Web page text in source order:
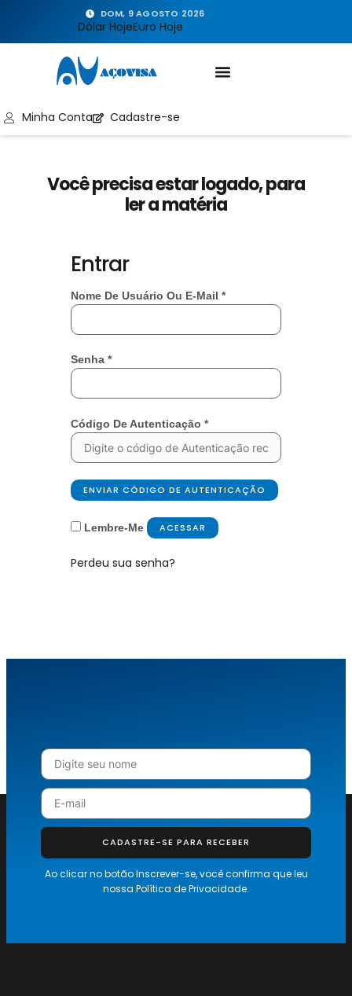
DOM, 9 AGOSTO 2026
Dólar HojeEuro Hoje
Minha Conta Cadastre-se
Você precisa estar logado, para
ler a matéria
Entrar
Nome De Usuário Ou E-Mail *
Senha *
Código De Autenticação *
ENVIAR CÓDIGO DE AUTENTICAÇÃO
Lembre-Me ACESSAR
Perdeu sua senha?
CADASTRE-SE PARA RECEBER
Ao clicar no botão Inscrever-se, você confirma que leu
nossa Política de Privacidade.